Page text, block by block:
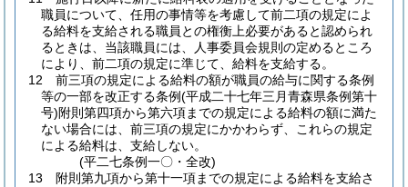
職員について、任用の事情等を考慮して前二項の規定によ
る給料を支給される職員との権衡上必要があると認められ
るときは、当該職員には、人事委員会規則の定めるところ
により、前二項の規定に準じて、給料を支給する。
12
前三項の規定による給料の額が職員の給与に関する条例
等の一部を改正する条例(平成二十七年三月青森県条例第十
号)附則第四項から第六項までの規定による給料の額に満た
ない場合には、前三項の規定にかかわらず、これらの規定
による給料は、支給しない。
(平二七条例一〇・全改)
13
附則第九項から第十一項までの規定による給料を支給さ